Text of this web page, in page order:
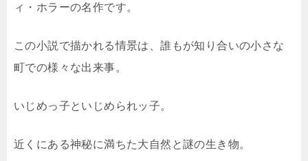
ィ・ホラーの名作です。
この小説で描かれる情景は、誰もが知り合いの小さな
町での様々な出来事。
いじめっ子といじめられッ子。
近くにある神秘に満ちた大自然と謎の生き物。